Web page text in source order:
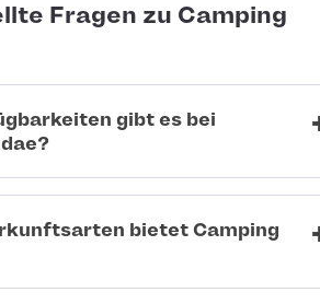
Fragen zu Camping
gibt es bei
bietet Camping